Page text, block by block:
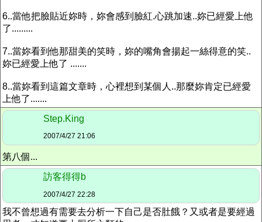
6..當他把臉貼近妳時，妳會感到臉紅.心跳加速..妳已經愛上他
了.........
7..當妳看到他那甜美的笑時，妳的嘴角會揚起一絲得意的笑..
妳已經愛上他了 .......
8..當妳看到這篇文章時，心裡想到某個人..那麼妳肯定已經愛
上他了.......
Step.King
2007/4/27 21:06
第八個...
訪客得得b
2007/4/27 22:28
我不曾想過有需要去分析一下自己是否肚餓？又或者是要經過